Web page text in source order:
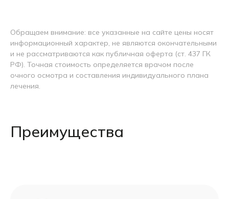
Обращаем внимание: все указанные на сайте цены носят
информационный характер, не являются окончательными
и не рассматриваются как публичная оферта (ст. 437 ГК
РФ). Точная стоимость определяется врачом после
очного осмотра и составления индивидуального плана
лечения.
Преимущества